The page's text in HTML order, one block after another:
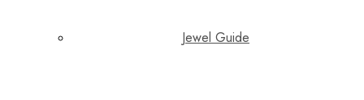
Jewel Guide